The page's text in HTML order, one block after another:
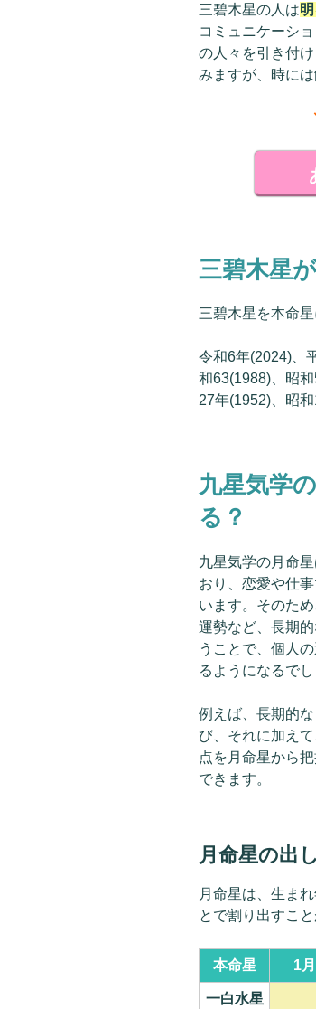
三碧木星の人は
コミュニケーシ
の人々を引き付
みますが、時に
三碧木星
三碧木星を本命
令和6年(2024)、
和63(1988)、昭
27年(1952)、昭
九星気学
る？
九星気学の月命
おり、恋愛や仕
います。そのた
運勢など、長期
うことで、個人
るようになるでし
例えば、長期的
び、それに加え
点を月命星から
できます。
月命星の出
月命星は、生ま
とで割り出すこと
本命星 1月
一白水星